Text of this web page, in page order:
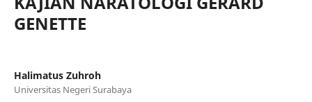
GENETTE
Halimatus Zuhroh
Universitas Negeri Surabaya